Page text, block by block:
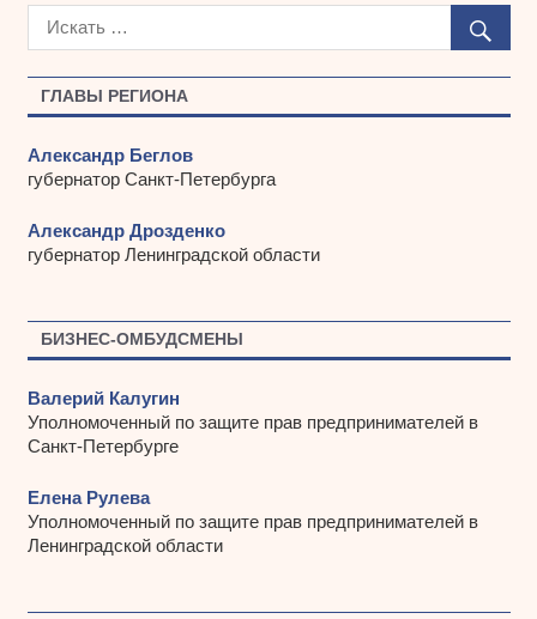
ГЛАВЫ РЕГИОНА
Александр Беглов
губернатор Санкт-Петербурга
Александр Дрозденко
губернатор Ленинградской области
БИЗНЕС-ОМБУДСМЕНЫ
Валерий Калугин
Уполномоченный по защите прав предпринимателей в
Санкт-Петербурге
Елена Рулева
Уполномоченный по защите прав предпринимателей в
Ленинградской области
х
ы